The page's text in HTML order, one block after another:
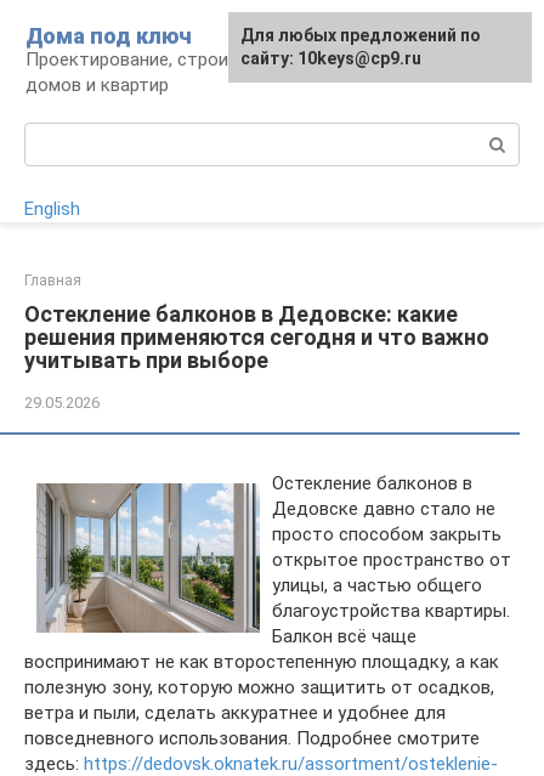
контенту
Дома под ключ
Проектирование, строительство и отделка
домов и квартир
English
Главная
Остекление балконов в Дедовске: какие
решения применяются сегодня и что важно
учитывать при выборе
29.05.2026
Остекление балконов в
Дедовске давно стало не
просто способом закрыть
открытое пространство от
улицы, а частью общего
благоустройства квартиры.
Балкон всё чаще
воспринимают не как второстепенную площадку, а как
полезную зону, которую можно защитить от осадков,
ветра и пыли, сделать аккуратнее и удобнее для
повседневного использования. Подробнее смотрите
здесь: https://dedovsk.oknatek.ru/assortment/osteklenie-
Для любых предложений по
сайту: 10keys@cp9.ru